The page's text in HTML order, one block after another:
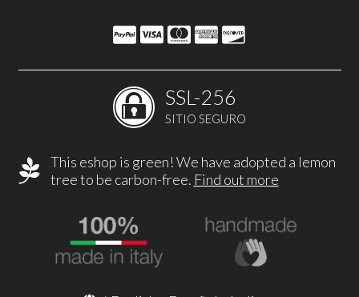
SSL-256
SITIO SEGURO
This eshop is green! We have adopted a lemon
tree to be carbon-free. Find out more